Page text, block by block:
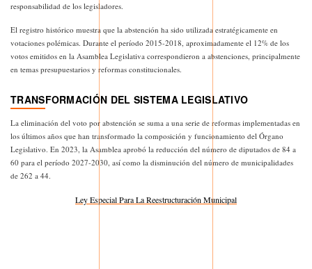
responsabilidad de los legisladores.
El registro histórico muestra que la abstención ha sido utilizada estratégicamente en
votaciones polémicas. Durante el período 2015-2018, aproximadamente el 12% de los
votos emitidos en la Asamblea Legislativa correspondieron a abstenciones, principalmente
en temas presupuestarios y reformas constitucionales.
TRANSFORMACIÓN DEL SISTEMA LEGISLATIVO
La eliminación del voto por abstención se suma a una serie de reformas implementadas en
los últimos años que han transformado la composición y funcionamiento del Órgano
Legislativo. En 2023, la Asamblea aprobó la reducción del número de diputados de 84 a
60 para el período 2027-2030, así como la disminución del número de municipalidades
de 262 a 44.
Ley Especial Para La Reestructuración Municipal